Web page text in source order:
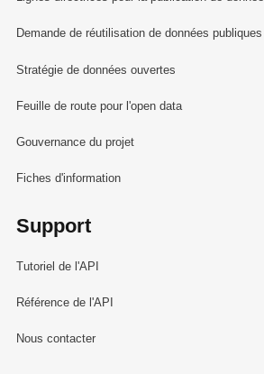
Demande de réutilisation de données publiques
Stratégie de données ouvertes
Feuille de route pour l'open data
Gouvernance du projet
Fiches d'information
Support
Tutoriel de l'API
Référence de l'API
Nous contacter